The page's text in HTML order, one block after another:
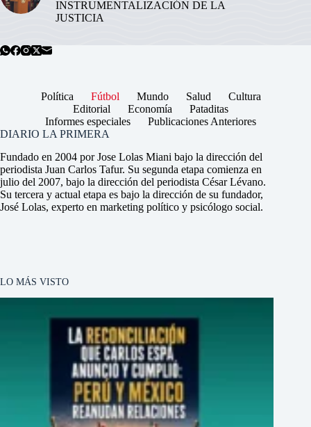
INSTRUMENTALIZACIÓN DE LA
JUSTICIA
Política Fútbol Mundo Salud
Cultura
Editorial
Economía
Pataditas
Informes especiales
Publicaciones Anteriores
DIARIO LA PRIMERA
Fundado en 2004 por Jose Lolas Miani bajo la dirección del
periodista Juan Carlos Tafur. Su segunda etapa comienza en
julio del 2007, bajo la dirección del periodista César Lévano.
Su tercera y actual etapa es bajo la dirección de su fundador,
José Lolas, experto en marketing político y psicólogo social.
LO MÁS VISTO